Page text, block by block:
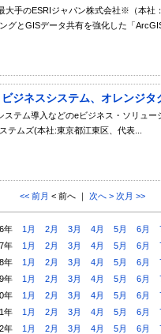
大手のESRIジャパン株式会社※（本社
グとGISデータ共有を強化した「
ジネスシステム、オレンジタ
テム導入などのeビジネス・ソリュ
テムズ(本社:東京都江東区、代表...
<< 前月 < 前へ ｜ 次へ > 次月 >>
年 1月 2月 3月 4月 5月 6月
年
1月 2月 3月 4月 5月 6月
年
1月 2月 3月 4月 5月 6月
年
1月 2月 3月 4月 5月 6月
年
1月 2月 3月 4月 5月 6月
年
1月 2月 3月 4月 5月 6月
年
1月 2月 3月 4月 5月 6月